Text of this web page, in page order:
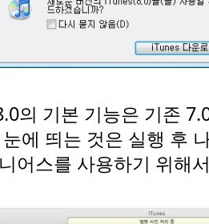
의 기본 기능은 기존
눈에 띄는 것은 실행 후
어스를 사용하기 위해